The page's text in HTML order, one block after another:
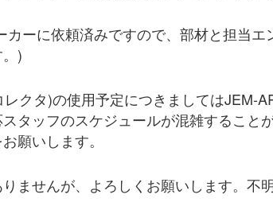
ーに依頼済みですので、部材と担当
)
クタ)の使用予定につきましてはJEM-
タッフのスケジュールが混雑すること
願いします。
ませんが、よろしくお願いします。不